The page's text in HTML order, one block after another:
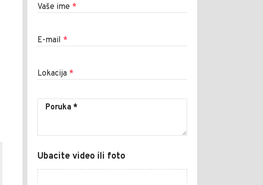
Vaše ime *
E-mail *
Lokacija *
Ubacite video ili foto